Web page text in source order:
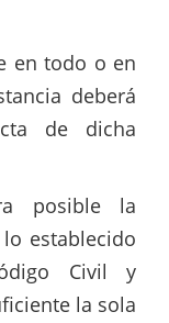
en todo o en
deberá
de dicha
posible la
establecido
Civil y
la sola